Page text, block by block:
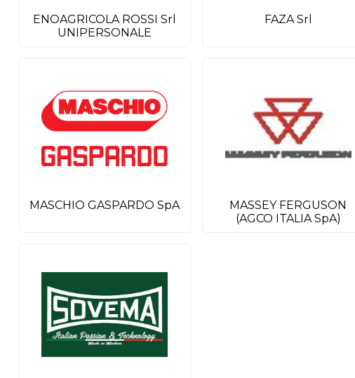
ENOAGRICOLA ROSSI Srl
UNIPERSONALE
FAZA Srl
MASCHIO GASPARDO SpA
MASSEY FERGUSON
(AGCO ITALIA SpA)